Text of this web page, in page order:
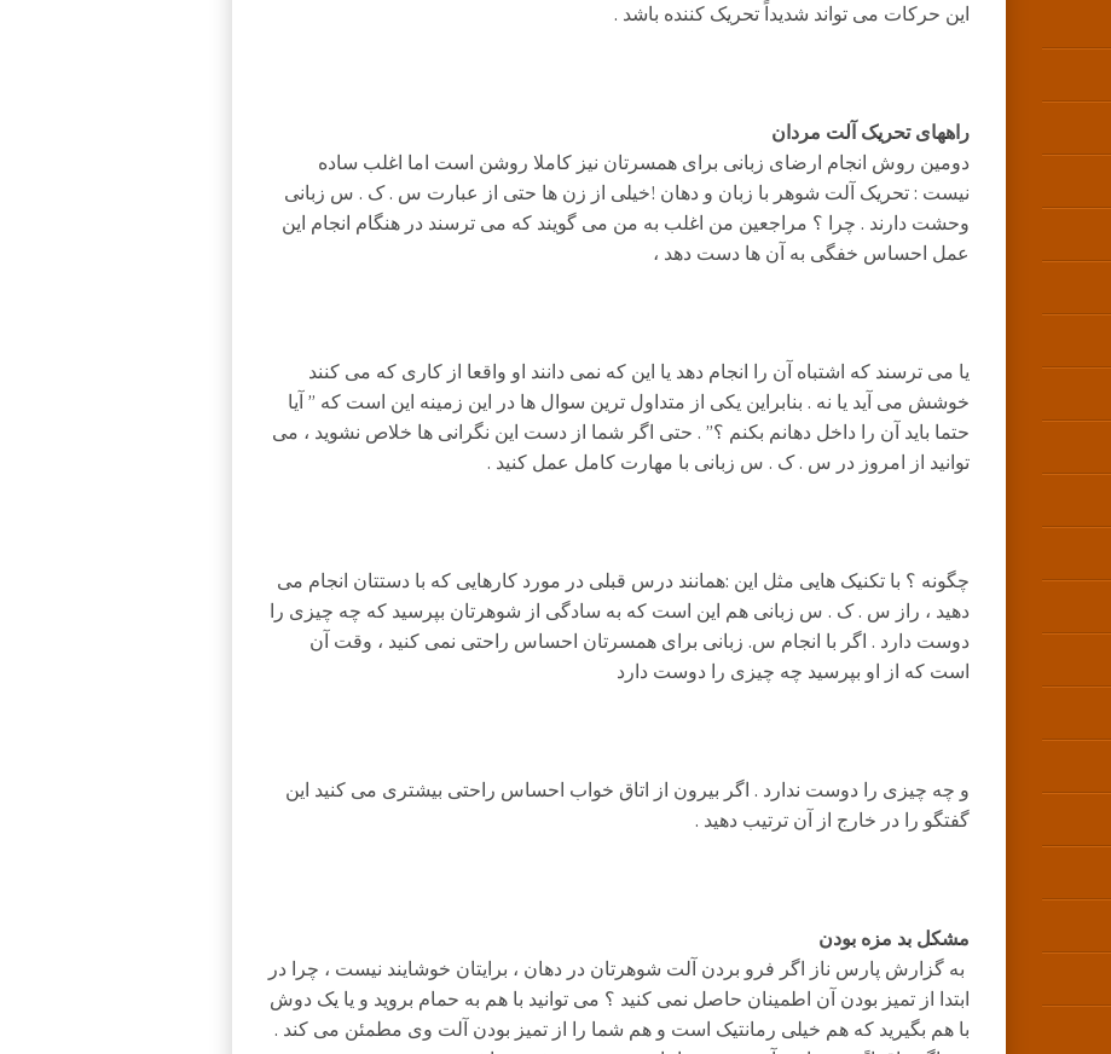
این حرکات می تواند شدیداً تحریک کننده باشد .
راههای تحریک آلت مردان
دومین روش انجام ارضای زبانی برای همسرتان نیز کاملا روشن است اما اغلب ساده
نیست : تحریک آلت شوهر با زبان و دهان !خیلی از زن ها حتی از عبارت س . ک . س زبانی
وحشت دارند . چرا ؟ مراجعین من اغلب به من می گویند که می ترسند در هنگام انجام این
عمل احساس خفگی به آن ها دست دهد ،
یا می ترسند که اشتباه آن را انجام دهد یا این که نمی دانند او واقعا از کاری که می کنند
خوشش می آید یا نه . بنابراین یکی از متداول ترین سوال ها در این زمینه این است که ” آیا
حتما باید آن را داخل دهانم بکنم ؟” . حتی اگر شما از دست این نگرانی ها خلاص نشوید ، می
توانید از امروز در س . ک . س زبانی با مهارت کامل عمل کنید .
چگونه ؟ با تکنیک هایی مثل این :همانند درس قبلی در مورد کارهایی که با دستتان انجام می
دهید ، راز س . ک . س زبانی هم این است که به سادگی از شوهرتان بپرسید که چه چیزی را
دوست دارد . اگر با انجام س. زبانی برای همسرتان احساس راحتی نمی کنید ،‌ وقت آن
است که از او بپرسید چه چیزی را دوست دارد
و چه چیزی را دوست ندارد . اگر بیرون از اتاق خواب احساس راحتی بیشتری می کنید این
گفتگو را در خارج از آن ترتیب دهید .
مشکل بد مزه بودن
به گزارش پارس ناز اگر فرو بردن آلت شوهرتان در دهان ، برایتان خوشایند نیست ، چرا در
ابتدا از تمیز بودن آن اطمینان حاصل نمی کنید ؟ می توانید با هم به حمام بروید و یا یک دوش
با هم بگیرید که هم خیلی رمانتیک است و هم شما را از تمیز بودن آلت وی مطمئن می کند .